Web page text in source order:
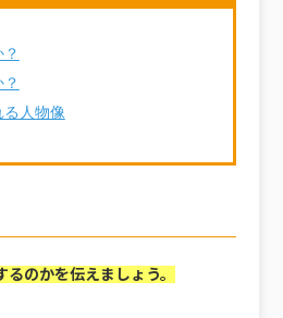
る人物像
のかを伝えましょう。